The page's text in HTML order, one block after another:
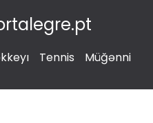
Tennis Müğənni